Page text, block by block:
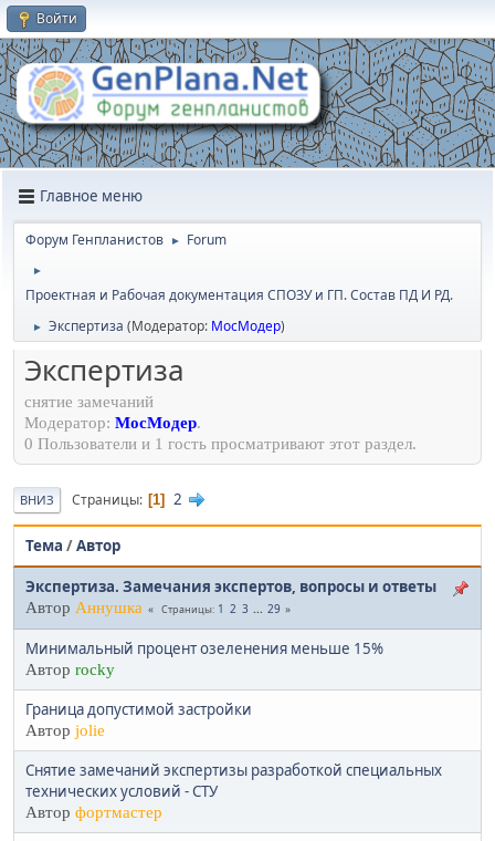
Войти
Главное меню
Форум Генпланистов ► Forum
►
Проектная и Рабочая документация СПОЗУ и ГП. Состав ПД И РД.
► Экспертиза (Модератор: МосМодер)
Экспертиза
снятие замечаний
Модератор: МосМодер.
0 Пользователи и 1 гость просматривают этот раздел.
ВНИЗ Страницы 1 2
Тема /Автор
Экспертиза. Замечания экспертов, вопросы и ответы
Автор Аннушка Страницы 1 2 3 ... 29
Минимальный процент озеленения меньше 15%
Автор rocky
Граница допустимой застройки
Автор jolie
Снятие замечаний экспертизы разработкой специальных
технических условий - СТУ
Автор фортмастер